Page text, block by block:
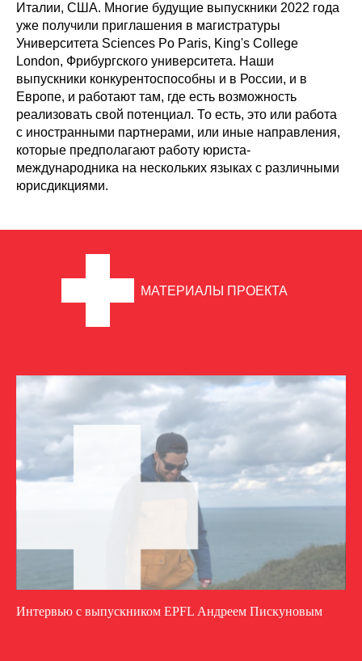
Италии, США. Многие будущие выпускники 2022 года
уже получили приглашения в магистратуры
Университета Sciences Po Paris, King's College
London, Фрибургского университета. Наши
выпускники конкурентоспособны и в России, и в
Европе, и работают там, где есть возможность
реализовать свой потенциал. То есть, это или работа
с иностранными партнерами, или иные направления,
которые предполагают работу юриста-
международника на нескольких языках с различными
юрисдикциями.
МАТЕРИАЛЫ ПРОЕКТА
Интервью c выпускником EPFL Андреем Пискуновым